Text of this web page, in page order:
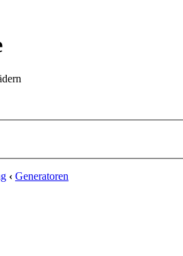
‹ Generatoren